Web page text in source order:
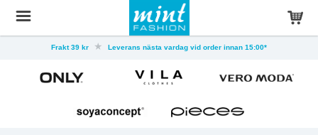
Frakt 39 kr Leverans nästa vardag vid order innan 15:00*